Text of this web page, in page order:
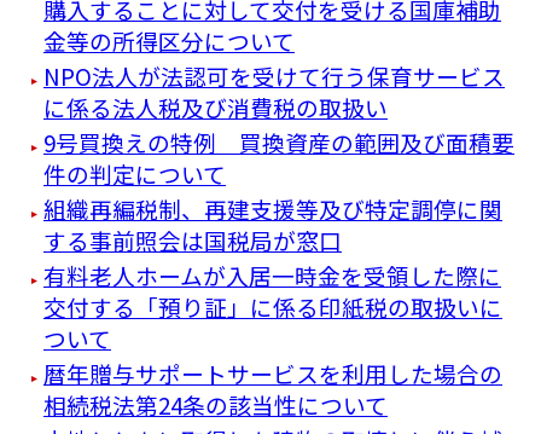
購入することに対して交付を受ける国庫補助
金等の所得区分について
NPO法人が法認可を受けて行う保育サービス
に係る法人税及び消費税の取扱い
9号買換えの特例 買換資産の範囲及び面積要
件の判定について
組織再編税制、再建支援等及び特定調停に関
する事前照会は国税局が窓口
有料老人ホームが入居一時金を受領した際に
交付する「預り証」に係る印紙税の取扱いに
ついて
暦年贈与サポートサービスを利用した場合の
相続税法第24条の該当性について